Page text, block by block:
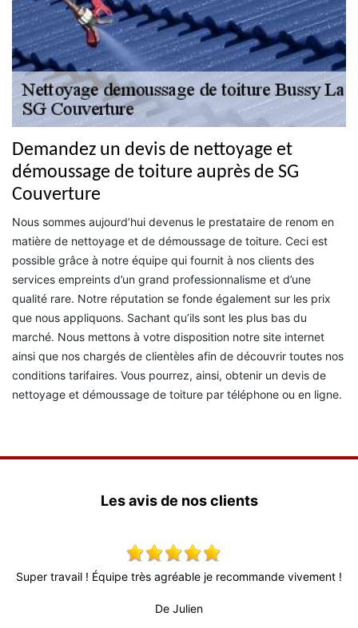
Demandez un devis de nettoyage et
démoussage de toiture auprès de SG
Couverture
Nous sommes aujourd’hui devenus le prestataire de renom en
matière de nettoyage et de démoussage de toiture. Ceci est
possible grâce à notre équipe qui fournit à nos clients des
services empreints d’un grand professionnalisme et d’une
qualité rare. Notre réputation se fonde également sur les prix
que nous appliquons. Sachant qu’ils sont les plus bas du
marché. Nous mettons à votre disposition notre site internet
ainsi que nos chargés de clientèles afin de découvrir toutes nos
conditions tarifaires. Vous pourrez, ainsi, obtenir un devis de
nettoyage et démoussage de toiture par téléphone ou en ligne.
Les avis de nos clients
!
Tres bon travail pour repeindre mes volets. Conseils